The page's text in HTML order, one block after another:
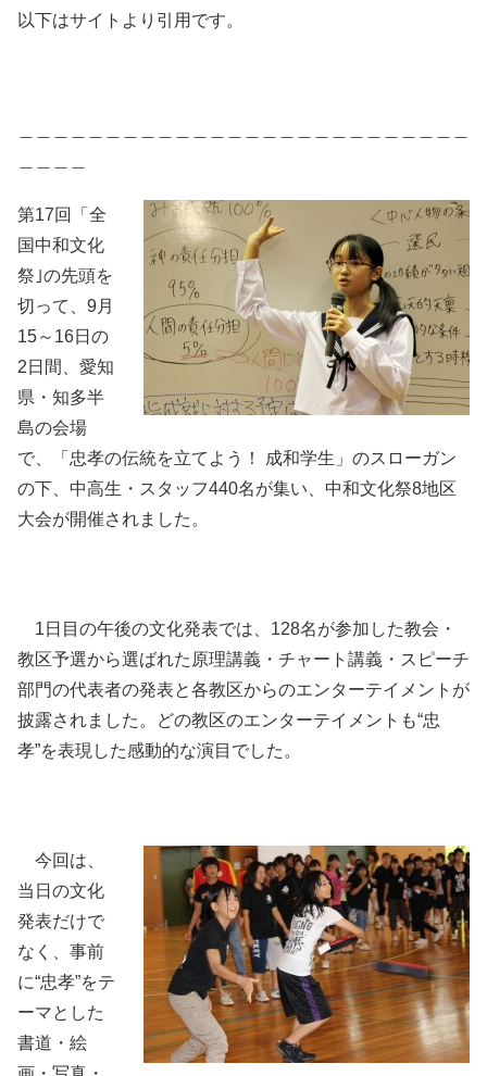
以下はサイトより引用です。
第17回「全
国中和文化
祭｣の先頭を
切って、9月
15～16日の
2日間、愛知
県・知多半
島の会場
で、「忠孝の伝統を立てよう！ 成和学生」のスローガン
の下、中高生・スタッフ440名が集い、中和文化祭8地区
大会が開催されました。
1日目の午後の文化発表では、128名が参加した教会・
教区予選から選ばれた原理講義・チャート講義・スピーチ
部門の代表者の発表と各教区からのエンターテイメントが
披露されました。どの教区のエンターテイメントも“忠
孝”を表現した感動的な演目でした。
今回は、
当日の文化
発表だけで
なく、事前
に“忠孝”をテ
ーマとした
書道・絵